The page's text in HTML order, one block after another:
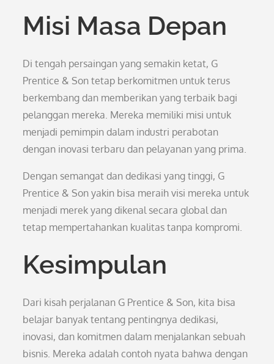
Misi Masa Depan
Di tengah persaingan yang semakin ketat, G
Prentice & Son tetap berkomitmen untuk terus
berkembang dan memberikan yang terbaik bagi
pelanggan mereka. Mereka memiliki misi untuk
menjadi pemimpin dalam industri perabotan
dengan inovasi terbaru dan pelayanan yang prima.
Dengan semangat dan dedikasi yang tinggi, G
Prentice & Son yakin bisa meraih visi mereka untuk
menjadi merek yang dikenal secara global dan
tetap mempertahankan kualitas tanpa kompromi.
Kesimpulan
Dari kisah perjalanan G Prentice & Son, kita bisa
belajar banyak tentang pentingnya dedikasi,
inovasi, dan komitmen dalam menjalankan sebuah
bisnis. Mereka adalah contoh nyata bahwa dengan